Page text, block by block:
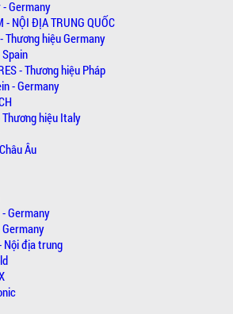
Germany
- NỘI ĐỊA TRUNG QUỐC
Thương hiệu Germany
- Thương hiệu Pháp
- Germany
hiệu Italy
Âu
Germany
Nội địa trung